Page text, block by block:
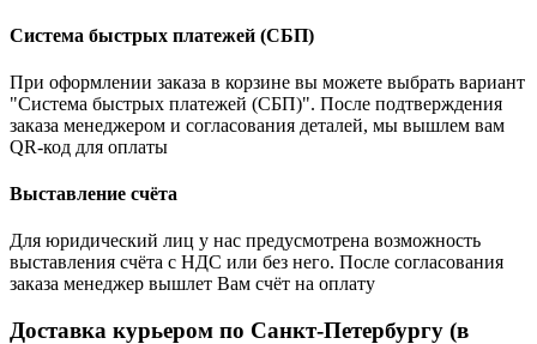
Система быстрых платежей (СБП)
При оформлении заказа в корзине вы можете выбрать вариант
"Система быстрых платежей (СБП)". После подтверждения
заказа менеджером и согласования деталей, мы вышлем вам
QR-код для оплаты
Выставление счёта
Для юридический лиц у нас предусмотрена возможность
выставления счёта с НДС или без него. После согласования
заказа менеджер вышлет Вам счёт на оплату
Доставка курьером по Санкт-Петербургу (в